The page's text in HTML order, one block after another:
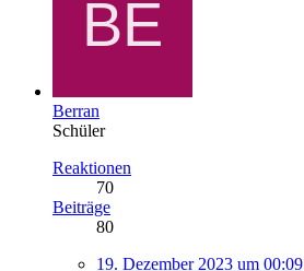
Berran
Schüler
Reaktionen
70
Beiträge
80
19. Dezember 2023 um 00:09